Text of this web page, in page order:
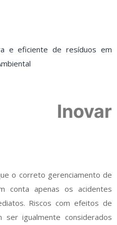
e eficiente de resíduos em
o correto gerenciamento de
conta apenas os acidentes
Riscos com efeitos de
igualmente considerados